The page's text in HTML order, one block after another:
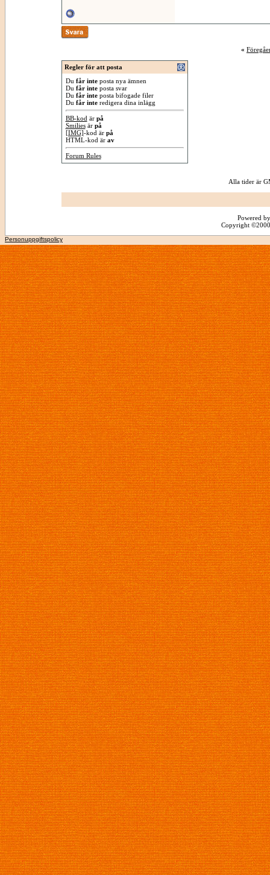
«
Regler för att posta
Du får inteposta nya ämnen
Du får inteposta svar
Du får inteposta bifogade filer
Du får interedigera dina inlägg
BB-kod är på
Smiliesär på
[IMG]-kod är på
HTML-kod är av
Forum Rules
Alla tider är
Powered
Copyright
Personuppgiftspolicy